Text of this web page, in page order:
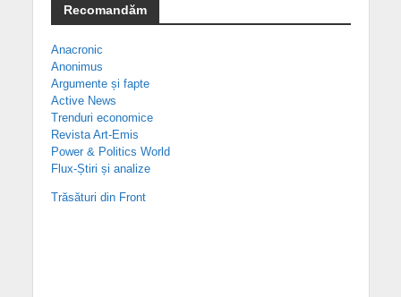
Recomandăm
Anacronic
Anonimus
Argumente și fapte
Active News
Trenduri economice
Revista Art-Emis
Power & Politics World
Flux-Știri și analize
Trăsături din Front